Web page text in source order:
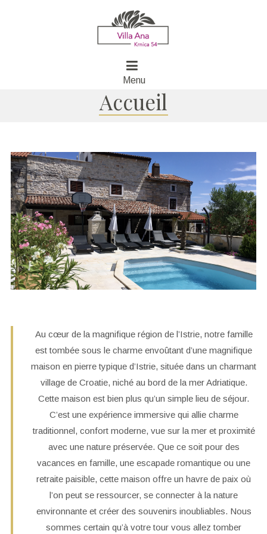
Menu
Accueil
Au cœur de la magnifique région de l’Istrie, notre famille
est tombée sous le charme envoûtant d’une magnifique
maison en pierre typique d’Istrie, située dans un charmant
village de Croatie, niché au bord de la mer Adriatique.
Cette maison est bien plus qu’un simple lieu de séjour.
C’est une expérience immersive qui allie charme
traditionnel, confort moderne, vue sur la mer et proximité
avec une nature préservée. Que ce soit pour des
vacances en famille, une escapade romantique ou une
retraite paisible, cette maison offre un havre de paix où
l’on peut se ressourcer, se connecter à la nature
environnante et créer des souvenirs inoubliables. Nous
sommes certain qu’à votre tour vous allez tomber